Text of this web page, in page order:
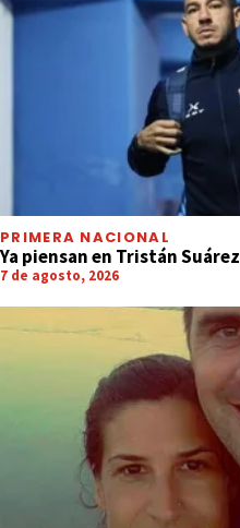
PRIMERA NACIONAL
Ya piensan en Tristán Suárez
7 de agosto, 2026